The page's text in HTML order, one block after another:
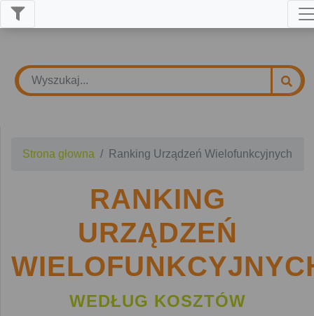
Strona głowna Ranking Urządzeń Wielofunkcyjnych
RANKING
URZĄDZEŃ
WEDŁUG KOSZTÓW